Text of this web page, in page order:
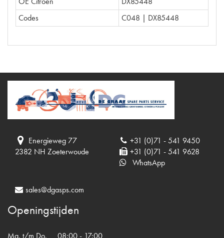
Codes
C048 | DX85448
Energieweg 77
2382 NH Zoeterwoude
+31 (0)71 - 541 9450
+31 (0)71 - 541 9628
WhatsApp
sales@dgasps.com
Openingstijden
Ma. t/m Do. 08:00 - 17:00